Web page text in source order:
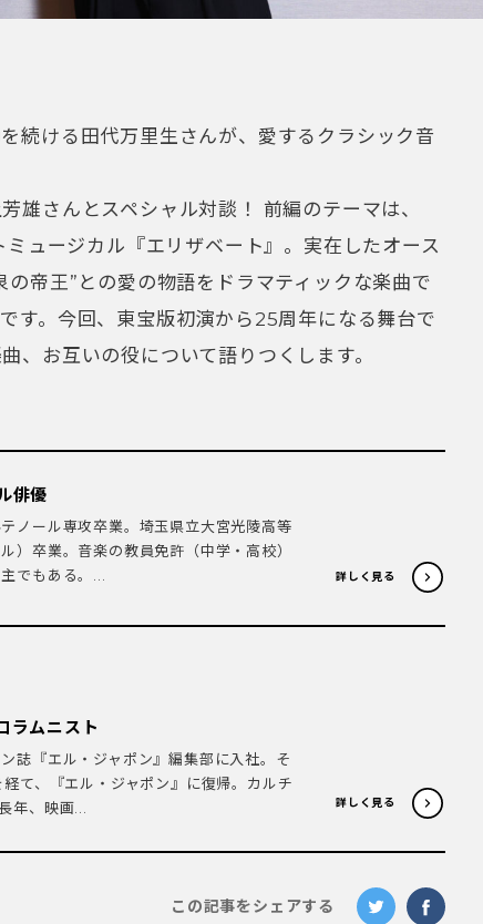
続ける田代万里生さんが、愛するクラシック音
雄さんとスペシャル対談！ 前編のテーマは、
ュージカル『エリザベート』。実在したオース
の帝王”との愛の物語をドラマティックな楽曲で
す。今回、東宝版初演から25周年になる舞台で
、お互いの役について語りつくします。
俳優
ノール専攻卒業。埼玉県立大宮光陵高等
）卒業。音楽の教員免許（中学・高校）
でもある。...
詳しく見る
ラムニスト
誌『エル・ジャポン』編集部に入社。そ
て、『エル・ジャポン』に復帰。カルチ
年、映画...
詳しく見る
この記事をシェアする